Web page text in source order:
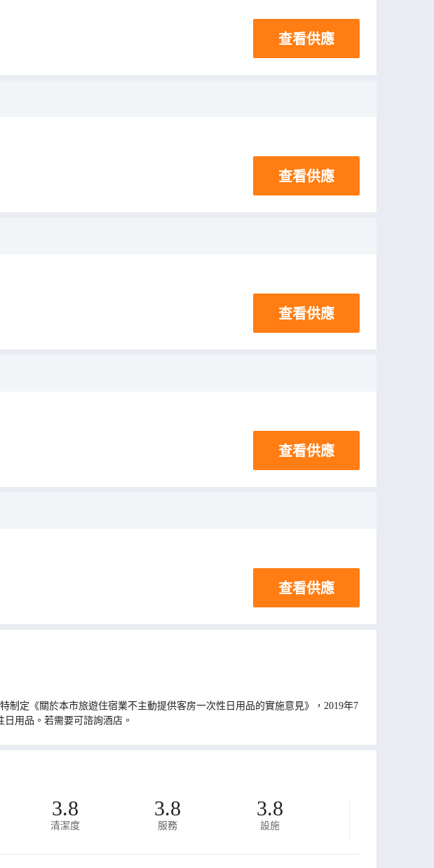
查看供應
查看供應
查看供應
查看供應
查看供應
定《關於本市旅遊住宿業不主動提供客房一次性日用品的實施意見》，2019年7
用品。若需要可諮詢酒店。
3.8
清潔度
3.8
服務
3.8
設施